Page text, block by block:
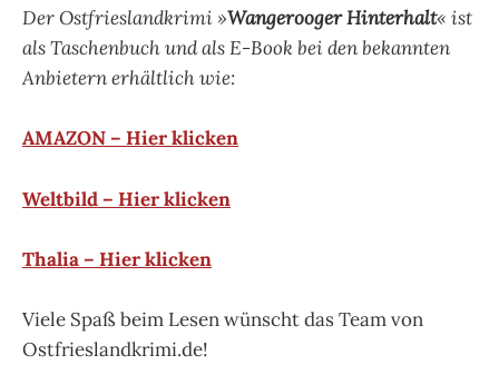
Der Ostfrieslandkrimi »Wangerooger Hinterhalt« ist
als Taschenbuchund als E-Book bei den bekannten
Anbietern erhältlich wie:
AMAZON – Hier klicken
Weltbild – Hier klicken
Thalia – Hier klicken
Viele Spaß beim Lesen wünscht das Team von
Ostfrieslandkrimi.de!